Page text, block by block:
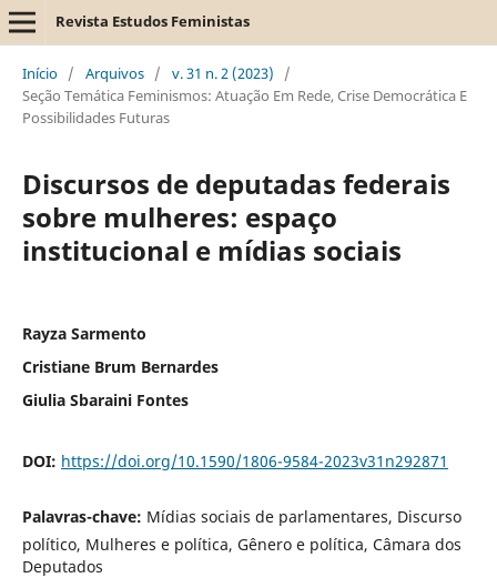
Revista Estudos Feministas
Início / Arquivos / v. 31 n. 2 (2023)
/
Seção Temática Feminismos: Atuação Em Rede, Crise Democrática E
Possibilidades Futuras
Discursos de deputadas federais
sobre mulheres: espaço
institucional e mídias sociais
Rayza Sarmento
Cristiane Brum Bernardes
Giulia Sbaraini Fontes
DOI: https://doi.org/10.1590/1806-9584-2023v31n292871
Palavras-chave: Mídias sociais de parlamentares, Discurso
político, Mulheres e política, Gênero e política, Câmara dos
Deputados